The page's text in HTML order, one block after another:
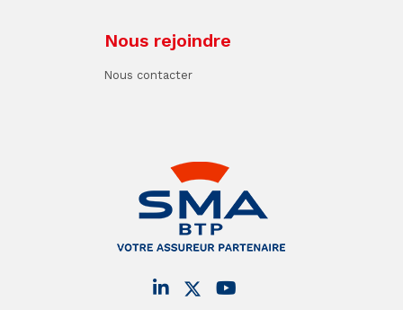
Nous rejoindre
Nous contacter